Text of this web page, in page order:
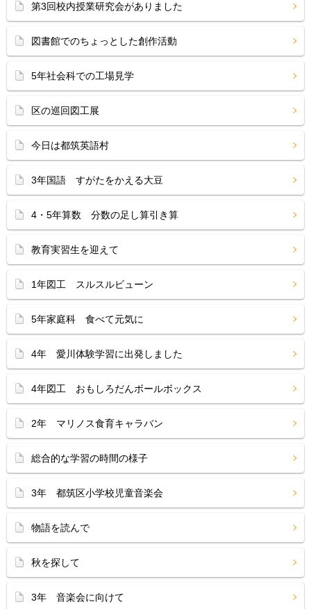
第3回校内授業研究会がありました
図書館でのちょっとした創作活動
5年社会科での工場見学
区の巡回図工展
今日は都筑英語村
3年国語 すがたをかえる大豆
4・5年算数 分数の足し算引き算
教育実習生を迎えて
1年図工 スルスルビューン
5年家庭科 食べて元気に
4年 愛川体験学習に出発しました
4年図工 おもしろだんボールボックス
2年 マリノス食育キャラバン
総合的な学習の時間の様子
3年 都筑区小学校児童音楽会
物語を読んで
秋を探して
3年 音楽会に向けて